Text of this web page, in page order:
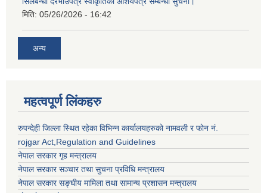
मिति: 05/26/2026 - 16:42
अन्य
महत्वपूर्ण लिंकहरु
रुपन्देही जिल्ला स्थित रहेका विभिन्न कार्यालयहरुको नामवली र फाेन न‌ं.
rojgar Act,Regulation and Guidelines
नेपाल सरकार गृह मन्त्रालय
नेपाल सरकार सञ्चार तथा सुचना प्रविधि मन्त्रालय
नेपाल सरकार सङ्घीय मामिला तथा सामान्य प्रशासन मन्त्रालय